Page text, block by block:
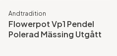
Andtradition
Flowerpot Vp1 Pendel
Polerad Mässing Utgått